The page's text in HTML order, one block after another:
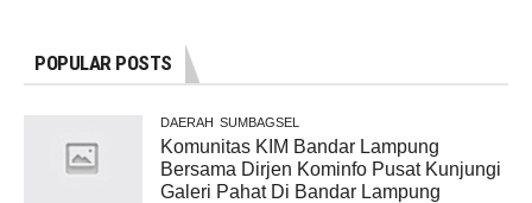
POPULAR POSTS
DAERAH SUMBAGSEL
Komunitas KIM Bandar Lampung
Bersama Dirjen Kominfo Pusat Kunjungi
Galeri Pahat Di Bandar Lampung